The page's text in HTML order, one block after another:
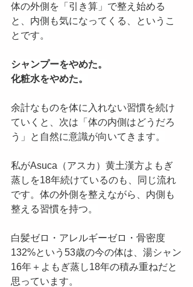
体の外側を「引き算」で整え始める
と、内側も気になってくる、というこ
とです。
シャンプーをやめた。
化粧水をやめた。
余計なものを体に入れない習慣を続け
ていくと、次は「体の内側はどうだろ
う」と自然に意識が向いてきます。
私がAsuca（アスカ）黄土漢方よもぎ
蒸しを18年続けているのも、同じ流れ
です。体の外側を整えながら、内側も
整える習慣を持つ。
白髪ゼロ・アレルギーゼロ・骨密度
132%という53歳の今の体は、湯シャン
16年＋よもぎ蒸し18年の積み重ねだと
思っています。